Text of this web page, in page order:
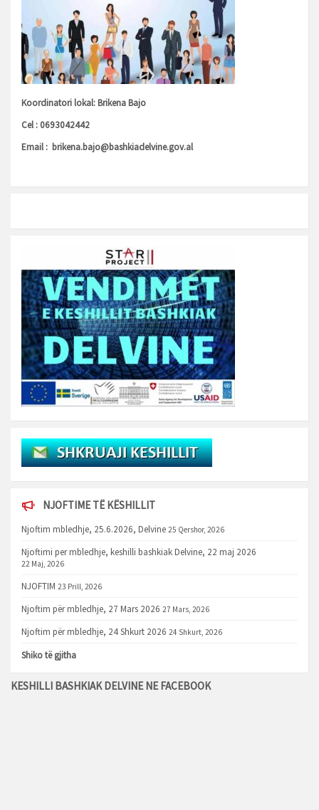
Koordinatori lokal: Brikena Bajo
Cel : 0693042442
Email : brikena.bajo@bashkiadelvine.gov.al
NJOFTIME TË KËSHILLIT
Njoftim mbledhje, 25.6.2026, Delvine 25 Qershor, 2026
Njoftimi per mbledhje, keshilli bashkiak Delvine, 22 maj 2026
22 Maj, 2026
NJOFTIM 23 Prill, 2026
Njoftim për mbledhje, 27 Mars 2026 27 Mars, 2026
Njoftim për mbledhje, 24 Shkurt 2026 24 Shkurt, 2026
Shiko të gjitha
KESHILLI BASHKIAK DELVINE NE FACEBOOK